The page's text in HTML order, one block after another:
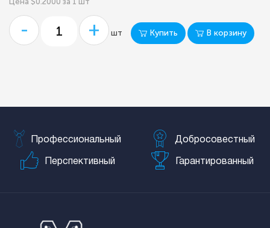
- + шт Купить В корзину
Профессиональный Добросовестный
Перспективный Гарантированный